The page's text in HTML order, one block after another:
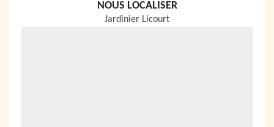
NOUS LOCALISER
Jardinier Licourt